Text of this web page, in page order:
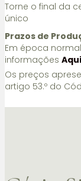
Torne o final da
único
Prazos de
Em época
informações Aqui
Os preços
artigo 53.º do